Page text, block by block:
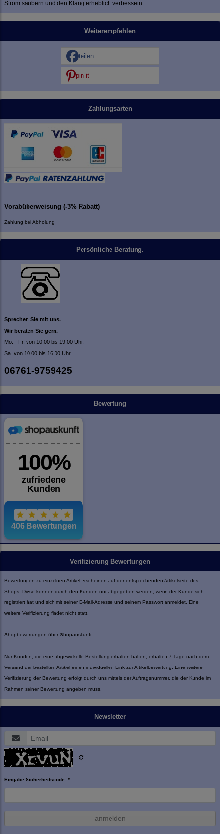
Strom säubern und den Klang erheblich verbessern.
Weiterempfehlen
teilen
pin it
Zahlungsarten
Vorabüberweisung (-3% Rabatt)
Zahlung bei Abholung
Persönliche Beratung.
Sprechen Sie mit uns.
Wir beraten Sie gern.
Mo. - Fr. von 10.00 bis 19.00 Uhr.
Sa. von 10.00 bis 16.00 Uhr
06761-9759425
Bewertung
Verifizierung Bewertungen
Bewertungen zu einzelnen Artikel erscheinen auf der entsprechenden Artikelseite des
Shops. Diese können durch den Kunden nur abgegeben werden, wenn der Kunde sich
registriert hat und sich mit seiner E-Mail-Adresse und seinem Passwort anmeldet. Eine
weitere Verifizierung findet nicht statt.
Shopbewertungen über Shopauskunft:
Nur Kunden, die eine abgewickelte Bestellung erhalten haben, erhalten 7 Tage nach dem
Versand der bestellten Artikel einen individuellen Link zur Artikelbewertung. Eine weitere
Verifizierung der Bewertung erfolgt durch uns mittels der Auftragsnummer, die der Kunde im
Rahmen seiner Bewertung angeben muss.
Newsletter
Eingabe Sicherheitscode: *
anmelden